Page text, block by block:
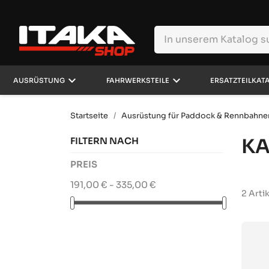
AUSRÜSTUNG keyboard_arrow_down FAHRWERKSTEILE keyboard_arrow_down
Startseite Ausrüstung für Paddock &
FILTERN NACH
PREIS
191,00 € - 335,00 €
2